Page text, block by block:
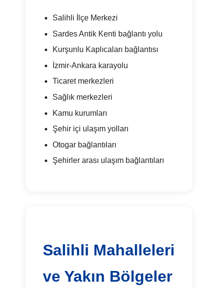
Salihli İlçe Merkezi
Sardes Antik Kenti bağlantı yolu
Kurşunlu Kaplıcaları bağlantısı
İzmir-Ankara karayolu
Ticaret merkezleri
Sağlık merkezleri
Kamu kurumları
Şehir içi ulaşım yolları
Otogar bağlantıları
Şehirler arası ulaşım bağlantıları
Salihli Mahalleleri
ve Yakın Bölgeler